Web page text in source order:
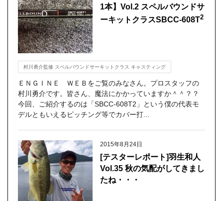
1本】Vol.2 スペルバウンドサ
ーキットクラスSBCC-608T2
村川勇介監修 スペルバウンドサーキットクラス キャスティング
ＥＮＧＩＮＥ ＷＥＢをご覧のみなさん。プロスタッフの
村川勇介です。皆さん、魔法にかかっていますか＾＾？？
今回、ご紹介するのは「SBCC-608T2」という僕の代表モ
デルともいえるピッチング等でカバー打...
2015年8月24日
[テスターレポート]羽生和人
Vol.35 秋の気配がしてきまし
たね・・・